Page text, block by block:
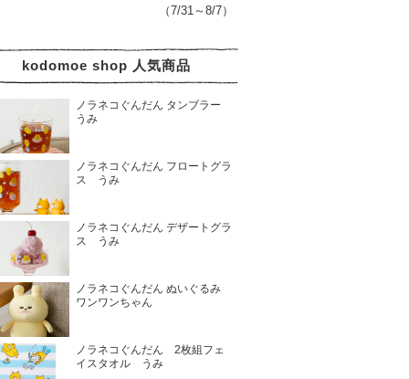
（7/31～8/7）
kodomoe shop 人気商品
ノラネコぐんだん タンブラー
うみ
ノラネコぐんだん フロートグラ
ス うみ
ノラネコぐんだん デザートグラ
ス うみ
ノラネコぐんだん ぬいぐるみ
ワンワンちゃん
ノラネコぐんだん 2枚組フェ
イスタオル うみ